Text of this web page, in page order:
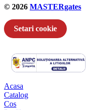
© 2026 MASTERgates
Setari cookie
Acasa
Catalog
Cos